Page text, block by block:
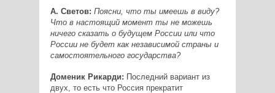
А. Светов: Поясни, что ты имеешь в виду?
Что в настоящий момент ты не можешь
ничего сказать о будущем России или что
России не будет как независимой страны и
самостоятельного государства?
Доменик Рикарди: Последний вариант из
двух, то есть что Россия прекратит